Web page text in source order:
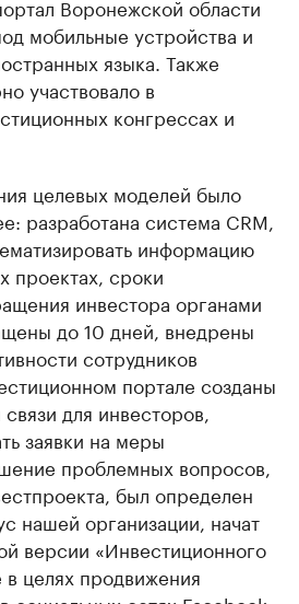
Воронежской области
мобильные устройства и
языка. Также
участвовало в
конгрессах и
целевых моделей было
разработана система CRM,
информацию
проектах, сроки
инвестора органами
до 10 дней, внедрены
сотрудников
портале созданы
для инвесторов,
заявки на меры
проблемных вопросов,
был определен
нашей организации, начат
версии «Инвестиционного
в целях продвижения